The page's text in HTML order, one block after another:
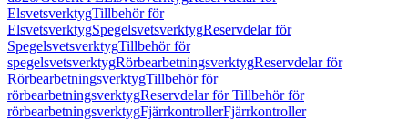
ElsvetsverktygTillbehör för
ElsvetsverktygSpegelsvetsverktygReservdelar för
SpegelsvetsverktygTillbehör för
spegelsvetsverktygRörbearbetningsverktygReservdelar för
RörbearbetningsverktygTillbehör för
rörbearbetningsverktygReservdelar för Tillbehör för
rörbearbetningsverktygFjärrkontrollerFjärrkontroller